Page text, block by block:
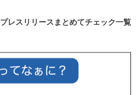
プレスリリースまとめてチェック一覧